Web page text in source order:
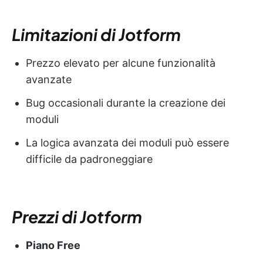
Limitazioni di Jotform
Prezzo elevato per alcune funzionalità
avanzate
Bug occasionali durante la creazione dei
moduli
La logica avanzata dei moduli può essere
difficile da padroneggiare
Prezzi di Jotform
Piano Free